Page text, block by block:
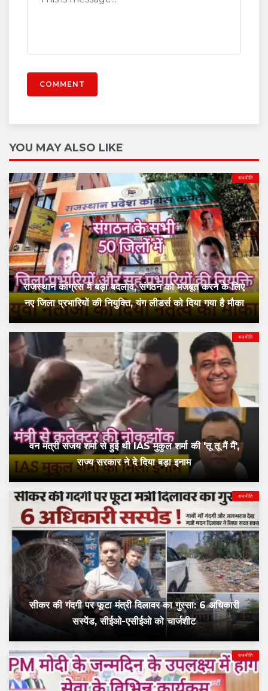
COMMENT
YOU MAY ALSO LIKE
राजनीति
राजस्थान कांग्रेस में बड़ा बदलाव, संगठन को मजबूत करने के लिए
नए जिला प्रभारियों की नियुक्ति, यंग लीडर्स को दिया गया है मौका
राजनीति
वन मंत्री संजय शर्मा से हुई थी IAS मुकुल शर्मा की 'तू तू मैं मैं',
राज्य सरकार ने दे दिया बड़ा इनाम
राजनीति
सीकर की गंदगी पर फूटा मंत्री दिलावर का गुस्सा: 6 अधिकारी
सस्पेंड, सीईओ-एसीईओ को चार्जशीट
राजनीति